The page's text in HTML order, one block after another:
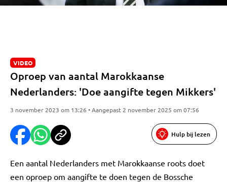
VIDEO
Oproep van aantal Marokkaanse
Nederlanders: 'Doe aangifte tegen Mikkers'
3 november 2023 om 13:26 • Aangepast 2 november 2025 om 07:56
Hulp bij lezen
Een aantal Nederlanders met Marokkaanse roots doet
een oproep om aangifte te doen tegen de Bossche